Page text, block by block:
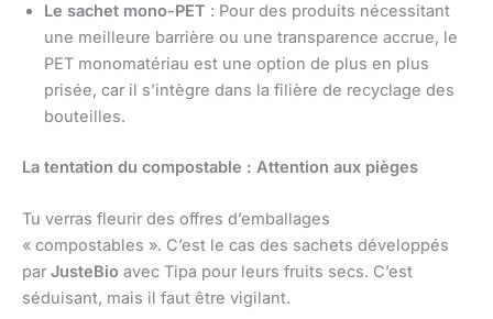
Le sachet mono-PET : Pour des produits nécessitant
une meilleure barrière ou une transparence accrue, le
PET monomatériau est une option de plus en plus
prisée, car il s’intègre dans la filière de recyclage des
bouteilles.
La tentation du compostable : Attention aux pièges
Tu verras fleurir des offres d’emballages
« compostables ». C’est le cas des sachets développés
par JusteBio avec Tipa pour leurs fruits secs. C’est
séduisant, mais il faut être vigilant.